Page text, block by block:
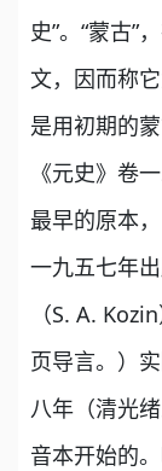
史”。“蒙古”
文，因而称
是用初期的
《元史》卷
最早的原本
一九五七年
（S. A.
页导言。）
八年（清光
音本开始的